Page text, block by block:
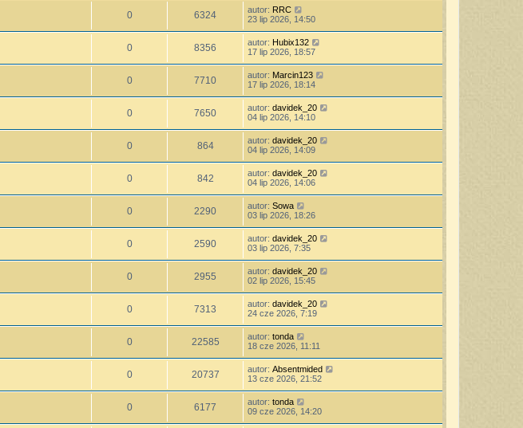
0 6324 autor: RRC
23 lip 2026, 14:50
0 8356 autor: Hubix132
17 lip 2026, 18:57
0 7710 autor: Marcin123
17 lip 2026, 18:14
0 7650 autor: davidek_20
04 lip 2026, 14:10
0 864 autor: davidek_20
04 lip 2026, 14:09
0 842 autor: davidek_20
04 lip 2026, 14:06
0 2290 autor: Sowa
03 lip 2026, 18:26
0 2590 autor: davidek_20
03 lip 2026, 7:35
0 2955 autor: davidek_20
02 lip 2026, 15:45
0 7313 autor: davidek_20
24 cze 2026, 7:19
0 22585 autor: tonda
18 cze 2026, 11:11
0 20737 autor: Absentmided
13 cze 2026, 21:52
0 6177 autor: tonda
09 cze 2026, 14:20